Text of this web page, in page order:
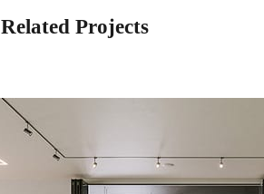
Related Projects